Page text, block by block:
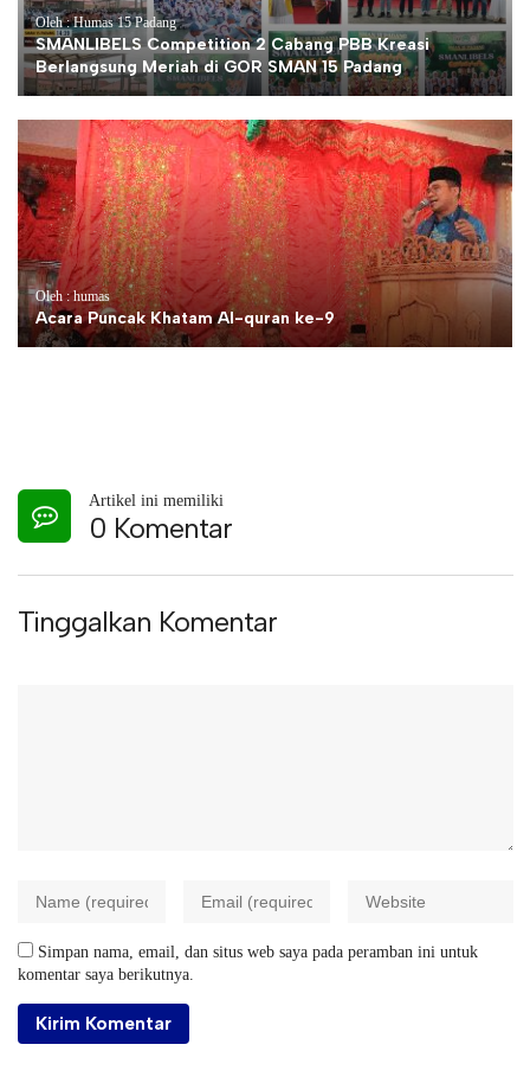
Oleh : Humas 15 Padang
SMANLIBELS Competition 2 Cabang PBB Kreasi
Berlangsung Meriah di GOR SMAN 15 Padang
Oleh : humas
Acara Puncak Khatam Al-quran ke-9
Artikel ini memiliki
0 Komentar
Tinggalkan Komentar
Simpan nama, email, dan situs web saya pada peramban ini untuk
komentar saya berikutnya.